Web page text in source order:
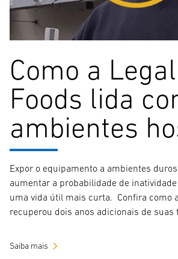
Como a
Foods lida
ambientes
Expor o equipamento a ambientes
aumentar a probabilidade de inatividade
uma vida útil mais curta. Confira como
recuperou dois anos adicionais de suas
Saiba mais